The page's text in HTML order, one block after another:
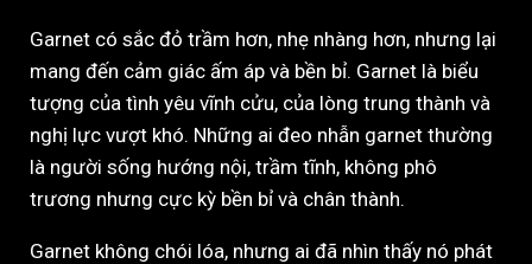
Garnet có sắc đỏ trầm hơn, nhẹ nhàng hơn, nhưng lại
mang đến cảm giác ấm áp và bền bỉ. Garnet là biểu
tượng của tình yêu vĩnh cửu, của lòng trung thành và
nghị lực vượt khó. Những ai đeo nhẫn garnet thường
là người sống hướng nội, trầm tĩnh, không phô
trương nhưng cực kỳ bền bỉ và chân thành.
Garnet không chói lóa, nhưng ai đã nhìn thấy nó phát